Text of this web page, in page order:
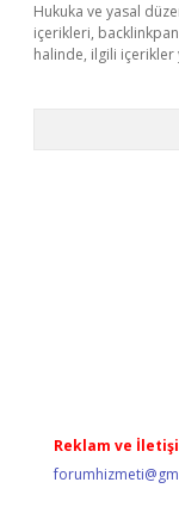
Hukuka ve yasal
içerikleri,
halinde, ilgili içerikler
Reklam ve